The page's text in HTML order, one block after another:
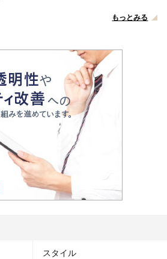
もっとみる
スタイル